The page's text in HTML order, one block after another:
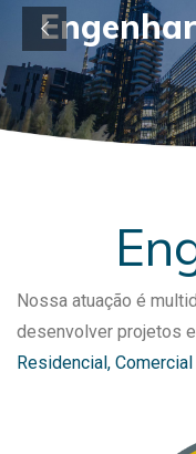
Nossa atuação é
desenvolver projetos
Residencial,